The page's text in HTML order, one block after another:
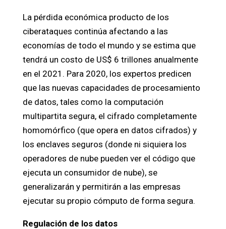
La pérdida económica producto de los
ciberataques continúa afectando a las
economías de todo el mundo y se estima que
tendrá un costo de US$ 6 trillones anualmente
en el 2021. Para 2020, los expertos predicen
que las nuevas capacidades de procesamiento
de datos, tales como la computación
multipartita segura, el cifrado completamente
homomórfico (que opera en datos cifrados) y
los enclaves seguros (donde ni siquiera los
operadores de nube pueden ver el código que
ejecuta un consumidor de nube), se
generalizarán y permitirán a las empresas
ejecutar su propio cómputo de forma segura.
Regulación de los datos